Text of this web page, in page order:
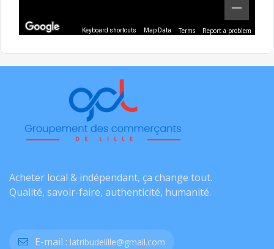
Keyboard shortcuts Map Data Terms Report a problem
Acheter local & indépendant, ça change tout.
Qualité, savoir-faire, authenticité, humanité.
E-mail : latribudelille@gmail.com